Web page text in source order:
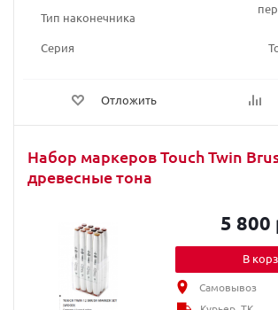
Тип наконечника
Серия
Отложить
Набор маркеров Touch Twin
древесные тона
5 800
В
Самовывоз